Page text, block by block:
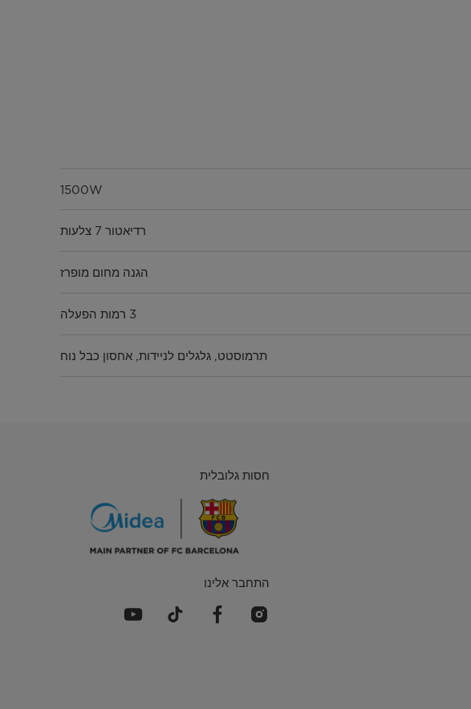
1500W
רדיאטור 7 צלעות
הגנה מחום מופרז
3 רמות הפעלה
תרמוסטט, גלגלים לניידות, אחסון כבל נוח
חסות גלובלית
התחבר אלינו